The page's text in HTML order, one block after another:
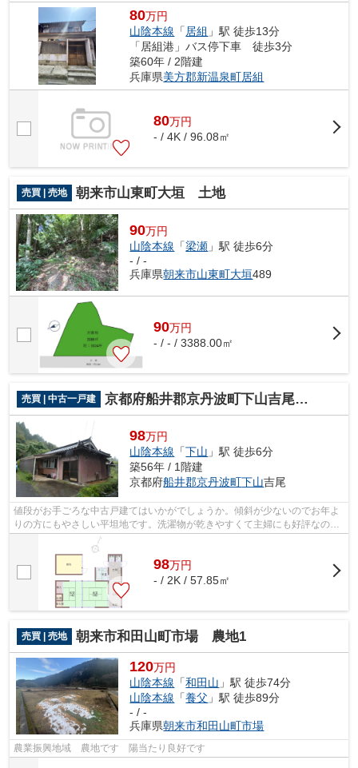
80万円
山陰本線 「 居組 」駅 徒歩13分
「居組港」バス停下車 徒歩3分
築60年 / 2階建
兵庫県美方郡新温泉町居組
80万円
- / 4K / 96.08㎡
売買 | 売地 朝来市山東町大垣 土地
90万円
山陰本線 「梁瀬 」駅 徒歩6分
- / -
兵庫県朝来市山東町大垣489
90万円
- / - / 3388.00㎡
売買 | 中古一戸建 京都府船井郡京丹波町下山吉尾 戸建て
98万円
山陰本線 「下山 」駅 徒歩6分
築56年 / 1階建
京都府船井郡京丹波町下山吉尾
値段がお手ごろな中古戸建てはいかがでしょうか。傾斜が少ないのでお年よ
りの方にもやさしい平坦地です。洗濯物が乾きやすくて主婦にも好評なのが
東南側の道路に面する物件。駅徒歩6分...
98万円
- / 2K / 57.85㎡
売買 | 売地 朝来市和田山町市場 農地1
120万円
山陰本線 「和田山 」駅 徒歩74分
山陰本線 「養父 」駅 徒歩89分
- / -
兵庫県朝来市和田山町市場
農業振興地域 農地です 陽当たり良好です